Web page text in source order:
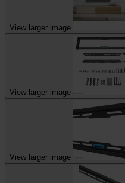
View larger image
View larger image
View larger image